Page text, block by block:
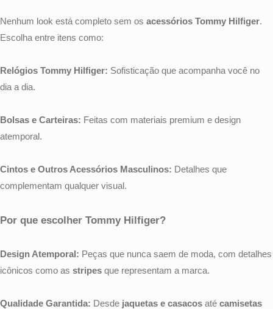
Nenhum look está completo sem os acessórios Tommy Hilfiger.
Escolha entre itens como:
Relógios Tommy Hilfiger: Sofisticação que acompanha você no
dia a dia.
Bolsas e Carteiras: Feitas com materiais premium e design
atemporal.
Cintos e Outros Acessórios Masculinos: Detalhes que
complementam qualquer visual.
Por que escolher Tommy Hilfiger?
Design Atemporal: Peças que nunca saem de moda, com detalhes
icônicos como as stripes que representam a marca.
Qualidade Garantida: Desde jaquetas e casacos até camisetas